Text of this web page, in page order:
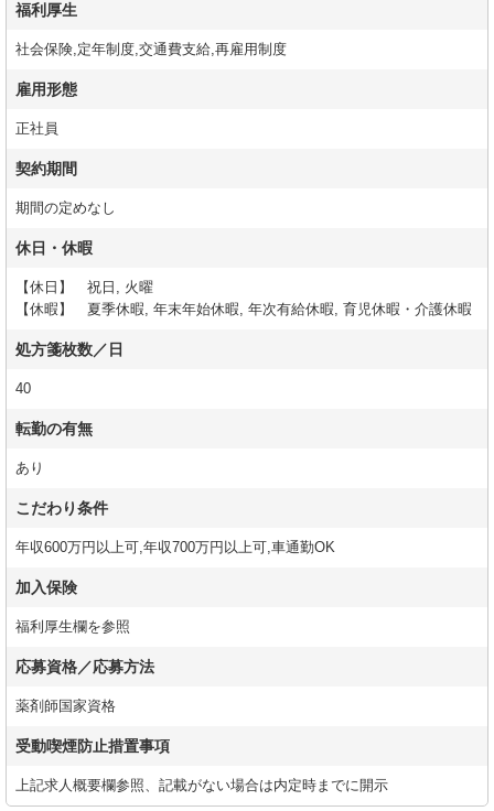
福利厚生
社会保険,定年制度,交通費支給,再雇用制度
雇用形態
正社員
契約期間
期間の定めなし
休日・休暇
【休日】 祝日, 火曜
【休暇】 夏季休暇, 年末年始休暇, 年次有給休暇, 育児休暇・介護休暇
処方箋枚数／日
40
転勤の有無
あり
こだわり条件
年収600万円以上可,年収700万円以上可,車通勤OK
加入保険
福利厚生欄を参照
応募資格／応募方法
薬剤師国家資格
受動喫煙防止措置事項
上記求人概要欄参照、記載がない場合は内定時までに開示